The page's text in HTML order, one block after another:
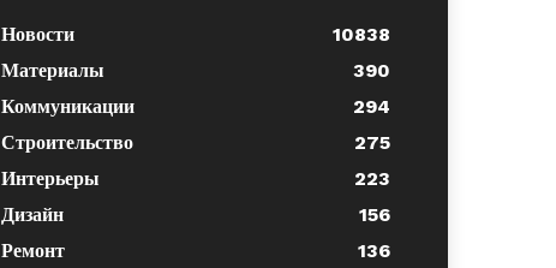
Новости
10838
Материалы
390
Коммуникации
294
Строительство
275
Интерьеры
223
Дизайн
156
Ремонт
136